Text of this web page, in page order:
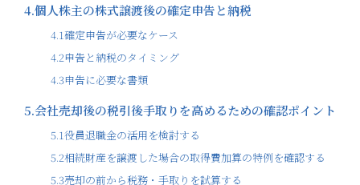
4.個人株主の株式譲渡後の確定申告と納税
4.1確定申告が必要なケース
4.2申告と納税のタイミング
4.3申告に必要な書類
5.会社売却後の税引後手取りを高めるための確認ポイント
5.1役員退職金の活用を検討する
5.2相続財産を譲渡した場合の取得費加算の特例を確認する
5.3売却の前から税務・手取りを試算する